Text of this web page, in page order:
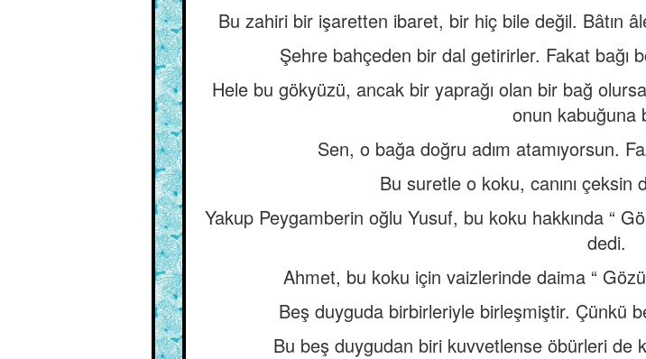
Bu zahiri bir işaretten ibaret, bir hiç bile değil. Bâtın
Şehre bahçeden bir dal getirirler. Fakat bağı
Hele bu gökyüzü, ancak bir yaprağı olan bir bağ
onun kabuğuna
Sen, o bağa doğru adım atamıyorsun.
Bu suretle o koku, canını
Yakup Peygamberin oğlu Yusuf, bu koku hakkında “
dedi.
Ahmet, bu koku için vaizlerinde daima “
Beş duyguda birbirleriyle birleşmiştir. Çünkü
Bu beş duygudan biri kuvvetlense öbürleri de